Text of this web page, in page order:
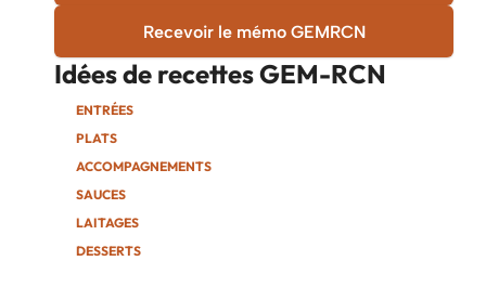
Recevoir le mémo GEMRCN
Idées de recettesGEM-RCN
ENTRÉES
PLATS
ACCOMPAGNEMENTS
SAUCES
LAITAGES
DESSERTS